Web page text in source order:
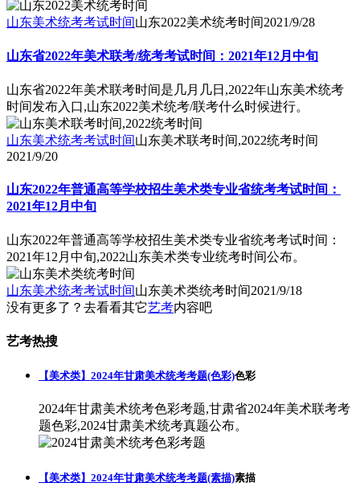
山东美术统考考试时间山东2022美术统考时间2021/9/28
山东省2022年美术联考/统考考试时间：2021年12月中旬
山东省2022年美术联考时间是几月几日,2022年山东美术统考
时间发布入口,山东2022美术统考/联考什么时候进行。
山东美术统考考试时间山东美术联考时间,2022统考时间
2021/9/20
山东2022年普通高等学校招生美术类专业省统考考试时间：
2021年12月中旬
山东2022年普通高等学校招生美术类专业省统考考试时间：
2021年12月中旬,2022山东美术类专业统考时间公布。
山东美术统考考试时间山东美术类统考时间2021/9/18
没有更多了？去看看其它艺考内容吧
艺考热搜
【美术类】2024年甘肃美术统考考题(色彩)色彩
2024年甘肃美术统考色彩考题,甘肃省2024年美术联考考
题色彩,2024甘肃美术统考真题公布。
【美术类】2024年甘肃美术统考考题(素描)素描